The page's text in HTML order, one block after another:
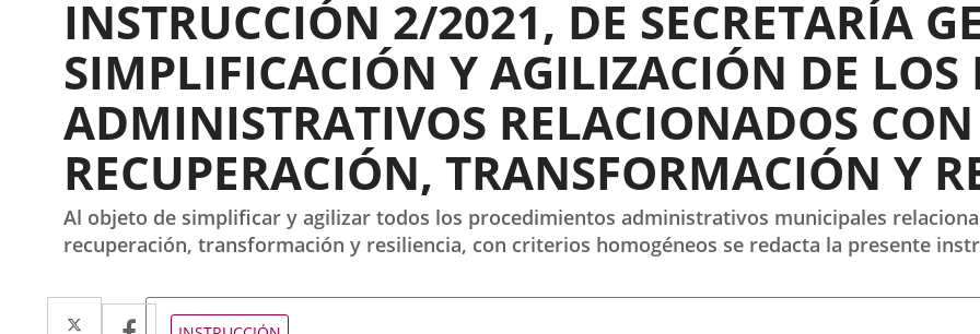
INSTRUCCIÓN 2/2021, DE SECRETARÍA
SIMPLIFICACIÓN Y AGILIZACIÓN DE LOS
ADMINISTRATIVOS RELACIONADOS CON
RECUPERACIÓN, TRANSFORMACIÓN Y
Al objeto de simplificar y agilizar todos los procedimientos administrativos municipales
recuperación, transformación y resiliencia, con criterios homogéneos se redacta la presente
Twitter
EnlaceFacebook
Enlace
Tipo